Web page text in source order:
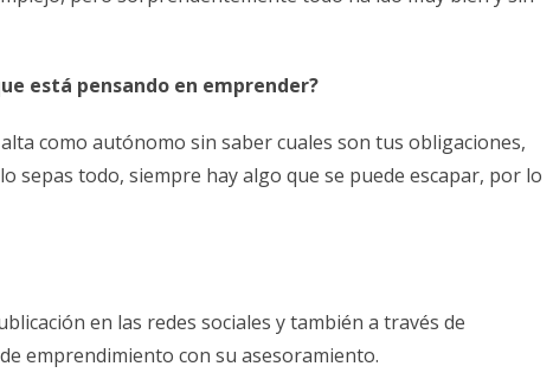
está pensando en emprender?
como autónomo sin saber cuales son tus obligaciones,
sepas todo, siempre hay algo que se puede escapar, por lo
en las redes sociales y también a través de
emprendimiento con su asesoramiento.